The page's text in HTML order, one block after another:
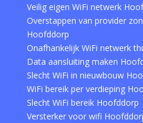
Veilig eigen WiFi netwerk
Overstappen van provider
Hoofddorp
Onafhankelijk WiFi netwerk
Data aansluiting maken
Slecht WiFi in nieuwbouw
WiFi bereik per verdieping
Slecht WiFi bereik Hoofddorp
Versterker voor wifi